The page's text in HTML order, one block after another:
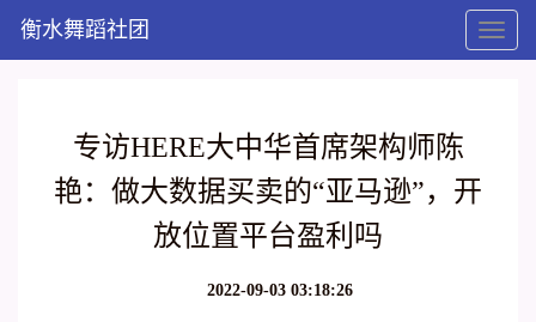
Toggle
衡水舞蹈社团
专访HERE大中华首席架构师陈
艳：做大数据买卖的“亚马逊”，开
放位置平台盈利吗
2022-09-03 03:18:26